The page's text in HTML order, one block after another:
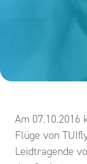
Am 07.10.2016
Flüge von
Leidtragende